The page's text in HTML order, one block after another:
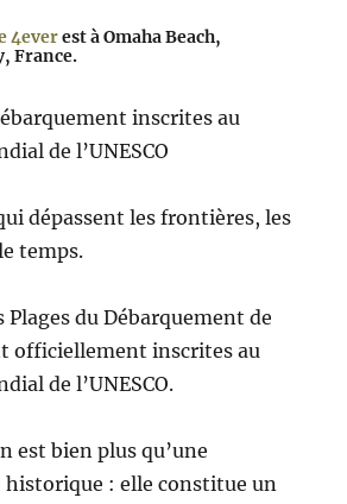
4everest à Omaha Beach,
France.
inscrites au
de l’UNESCO
dépassent les frontières, les
temps.
Plages du Débarquement de
officiellement inscrites au
de l’UNESCO.
est bien plus qu’une
historique : elle constitue un